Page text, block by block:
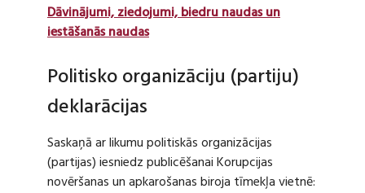
Dāvinājumi, ziedojumi, biedru naudas un
iestāšanās naudas
Politisko organizāciju (partiju)
deklarācijas
Saskaņā ar likumu politiskās organizācijas
(partijas) iesniedz publicēšanai Korupcijas
novēršanas un apkarošanas biroja tīmekļa vietnē: